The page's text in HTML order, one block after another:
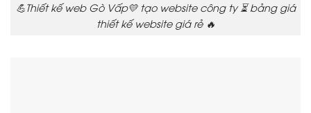
💪Thiết kế web Gò Vấp💛 tạo website công ty ⏳ bảng giá
thiết kế website giá rẻ 🔥